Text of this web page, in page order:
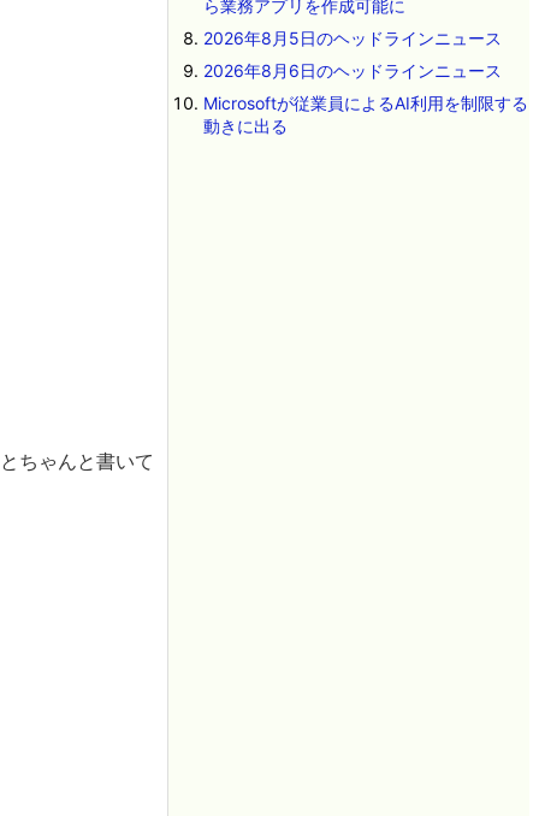
ちゃんと書いて
ら業務アプリを作成可能に
2026年8月5日のヘッドラインニュース
2026年8月6日のヘッドラインニュース
Microsoftが従業員によるAI利用を制限する
動きに出る